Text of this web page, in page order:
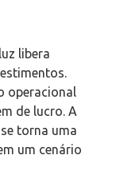
libera
operacional
de lucro. A
torna uma
um cenário